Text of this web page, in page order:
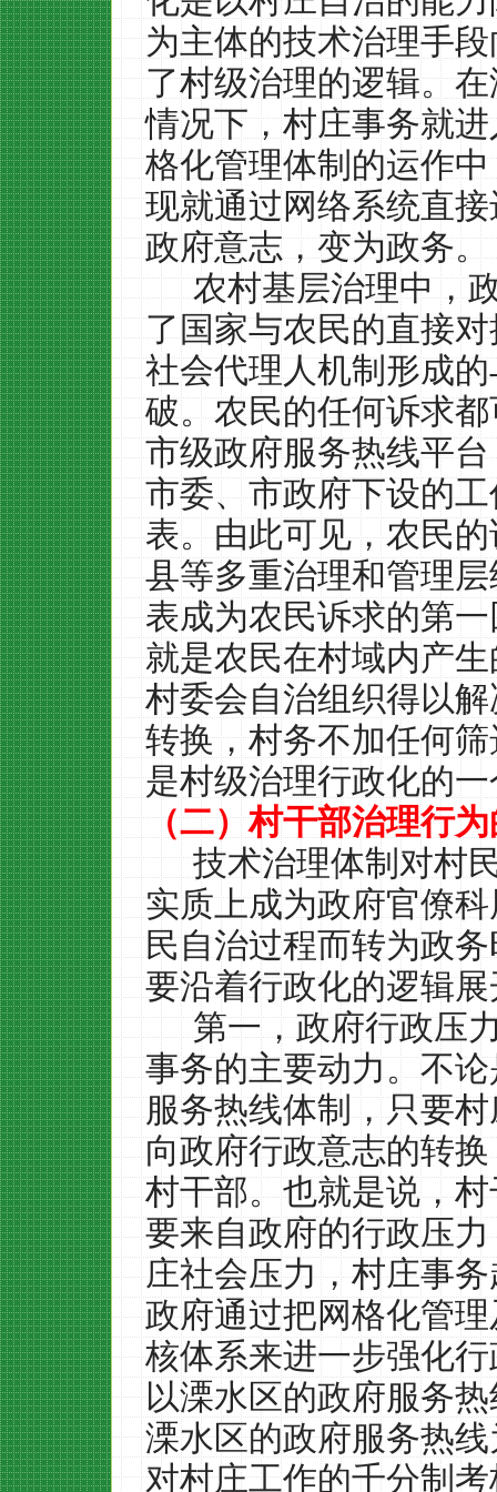
为主体的技术治理手
了村级治理的逻辑。
情况下，村庄事务就
格化管理体制的运作
现就通过网络系统直
政府意志，变为政务。
农村基层治理中，
了国家与农民的直接
社会代理人机制形成
破。农民的任何诉求
市级政府服务热线平
市委、市政府下设的
表。由此可见，农民
县等多重治理和管理
表成为农民诉求的第
就是农民在村域内产
村委会自治组织得以
转换，村务不加任何
是村级治理行政化的
（二）村干部治理行
技术治理体制对村
实质上成为政府官僚
民自治过程而转为政
要沿着行政化的逻辑
第一，政府行政压
事务的主要动力。不
服务热线体制，只要
向政府行政意志的转
村干部。也就是说，
要来自政府的行政压
庄社会压力，村庄事
政府通过把网格化管
核体系来进一步强化
以溧水区的政府服务
溧水区的政府服务热
对村庄工作的千分制